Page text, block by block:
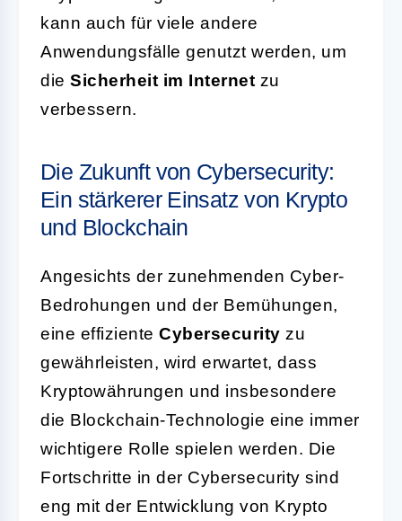
kann auch für viele andere
Anwendungsfälle genutzt werden, um
die Sicherheit im Internet zu
verbessern.
Die Zukunft von Cybersecurity:
Ein stärkerer Einsatz von Krypto
und Blockchain
Angesichts der zunehmenden Cyber-
Bedrohungen und der Bemühungen,
eine effiziente Cybersecurity zu
gewährleisten, wird erwartet, dass
Kryptowährungen und insbesondere
die Blockchain-Technologie eine immer
wichtigere Rolle spielen werden. Die
Fortschritte in der Cybersecurity sind
eng mit der Entwicklung von Krypto